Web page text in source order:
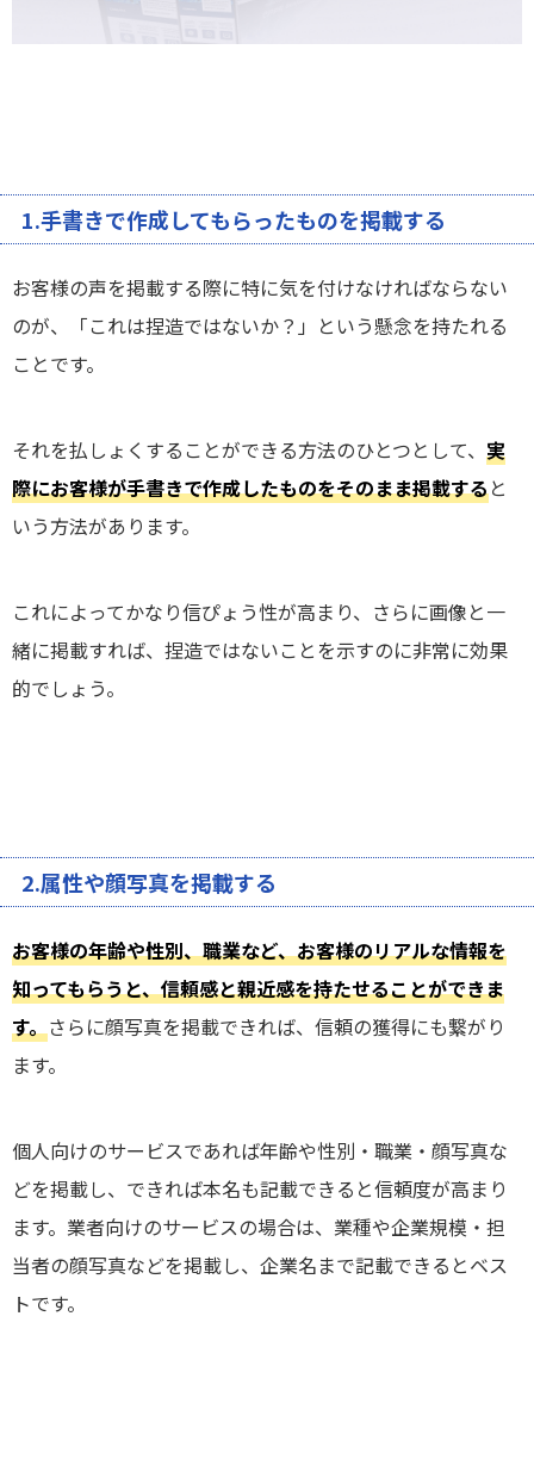
1.手書きで作成してもらったものを掲載する
お客様の声を掲載する際に特に気を付けなければならない
のが、「これは捏造ではないか？」という懸念を持たれる
ことです。
それを払しょくすることができる方法のひとつとして、 実
際にお客様が手書きで作成したものをそのまま掲載すると
いう方法があります。
これによってかなり信ぴょう性が高まり、さらに画像と一
緒に掲載すれば、捏造ではないことを示すのに非常に効果
的でしょう。
2.属性や顔写真を掲載する
お客様の年齢や性別、職業など、お客様のリアルな情報を
知ってもらうと、信頼感と親近感を持たせることができま
す。さらに顔写真を掲載できれば、信頼の獲得にも繋がり
ます。
個人向けのサービスであれば年齢や性別・職業・顔写真な
どを掲載し、できれば本名も記載できると信頼度が高まり
ます。業者向けのサービスの場合は、業種や企業規模・担
当者の顔写真などを掲載し、企業名まで記載できるとベス
トです。